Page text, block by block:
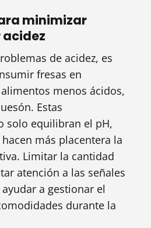
minimizar
de acidez, es
fresas en
menos ácidos,
Estas
solo equilibran el pH,
más placentera la
Limitar la cantidad
atención a las señales
a gestionar el
durante la